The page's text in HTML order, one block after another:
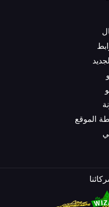
الموقع